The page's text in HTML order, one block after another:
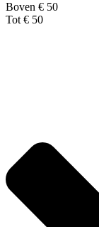
Boven € 50
Tot € 50